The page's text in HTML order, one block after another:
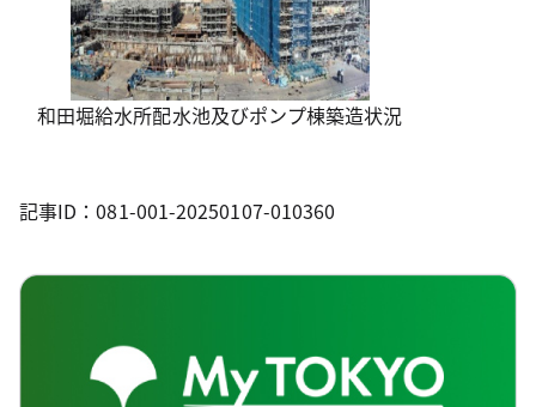
和田堀給水所配水池及びポンプ棟築造状況
記事ID：081-001-20250107-010360